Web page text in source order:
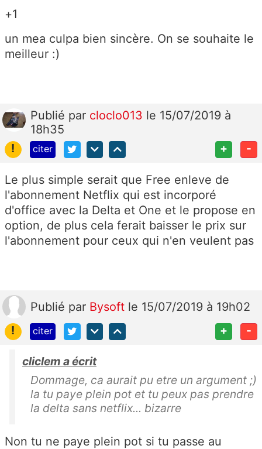
+1
un mea culpa bien sincère. On se souhaite le
meilleur :)
Publié par cloclo013 le 15/07/2019 à
18h35
!
citer + -
Le plus simple serait que Free enleve de
l'abonnement Netflix qui est incorporé
d'office avec la Delta et One et le propose en
option, de plus cela ferait baisser le prix sur
l'abonnement pour ceux qui n'en veulent pas
Publié par Bysoft le 15/07/2019 à 19h02
!
citer + -
cliclem a écrit
Dommage, ca aurait pu etre un argument ;)
la tu paye plein pot et tu peux pas prendre
la delta sans netflix... bizarre
Non tu ne paye plein pot si tu passe au